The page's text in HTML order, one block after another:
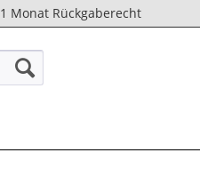
1 Monat Rückgaberecht